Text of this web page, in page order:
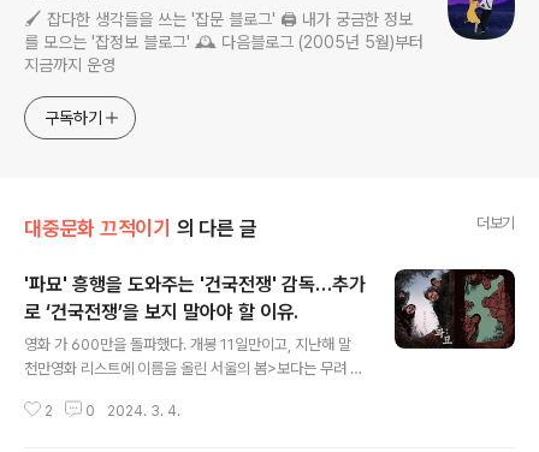
🖌️ 잡다한 생각들을 쓰는 '잡문 블로그' 🖨️ 내가 궁금한 정보
를 모으는 '잡정보 블로그' 🕰️ 다음블로그 (2005년 5월)부터
지금까지 운영
구독하기
대중문화 끄적이기 의 다른 글 더보기
'파묘' 흥행을 도와주는 '건국전쟁' 감독…추가
로 ‘건국전쟁’을 보지 말아야 할 이유.
영화 가 600만을 돌파했다. 개봉 11일만이고, 지난해 말
천만영화 리스트에 이름을 올린 서울의 봄>보다는 무려 일
유해진, 김고은, 이도현의 열연이 관객들을 극장으로 이끌
2 0 2024. 3. 4.